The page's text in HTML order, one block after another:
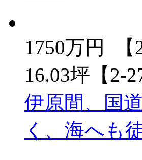
1750万円
16.03坪【2-
伊原間、国
く、海へも